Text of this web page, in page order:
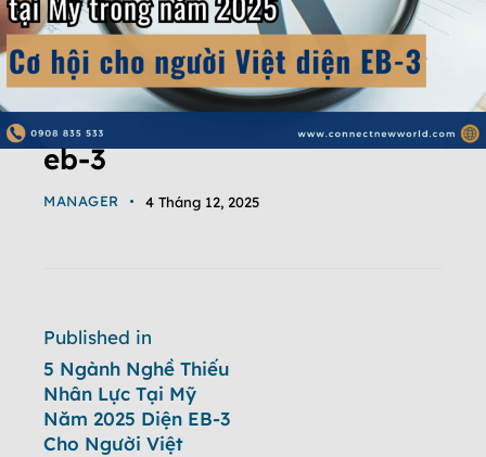
eb-3
MANAGER 4 Tháng 12, 2025
Published in
5 Ngành Nghề Thiếu
Nhân Lực Tại Mỹ
Năm 2025 Diện EB-3
Cho Người Việt